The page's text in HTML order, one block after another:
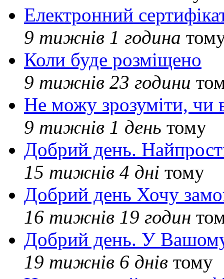
Електронний
9 тижнів 1 година
Коли буде розміщено
9 тижнів 23 години
Не можу зрозуміти, чи
9 тижнів 1 день тому
Добрий день.
15 тижнів 4 дні тому
Добрий день Хочу
16 тижнів 19 годин
Добрий день. У Вашому
19 тижнів 6 днів тому